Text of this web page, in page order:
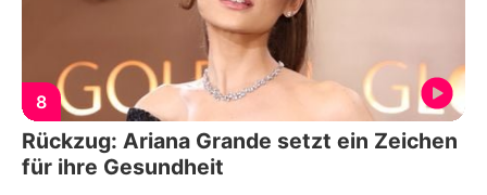
8
Rückzug: Ariana Grande setzt ein Zeichen
für ihre Gesundheit